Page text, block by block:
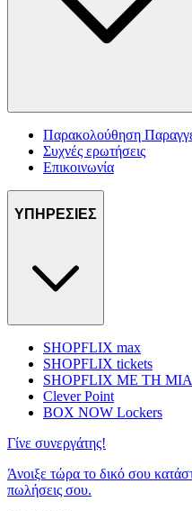
Παρακολούθηση
Συχνές ερωτήσεις
Επικοινωνία
ΥΠΗΡΕΣΙΕΣ
SHOPFLIX max
SHOPFLIX tickets
SHOPFLIX ΜΕ ΤΗ ΜΙΑ
Clever Point
BOX NOW Lockers
Γίνε συνεργάτης!
Άνοιξε τώρα το δικό σου
πωλήσεις σου.